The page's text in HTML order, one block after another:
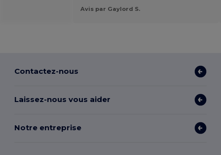
Avis par Gaylord S.
Contactez-nous
Laissez-nous vous aider
Notre entreprise